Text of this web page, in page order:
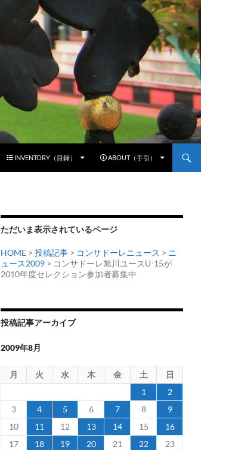
INVENTORY（目録） ABOUT（手引）
ただいま表示されているページ
HOME > 投稿記事 > コンサドーレニュース > ニ
ュース2009 > コンサドーレ旭川ユースU-15が
2010年度セレクション参加者募集中
投稿記事アーカイブ
2009年8月
月 火 水 木 金 土
日
1
2
3
4 5 6 7 8
9
10
11 12 13 14 15
16
17
18 19 20 21 22
23